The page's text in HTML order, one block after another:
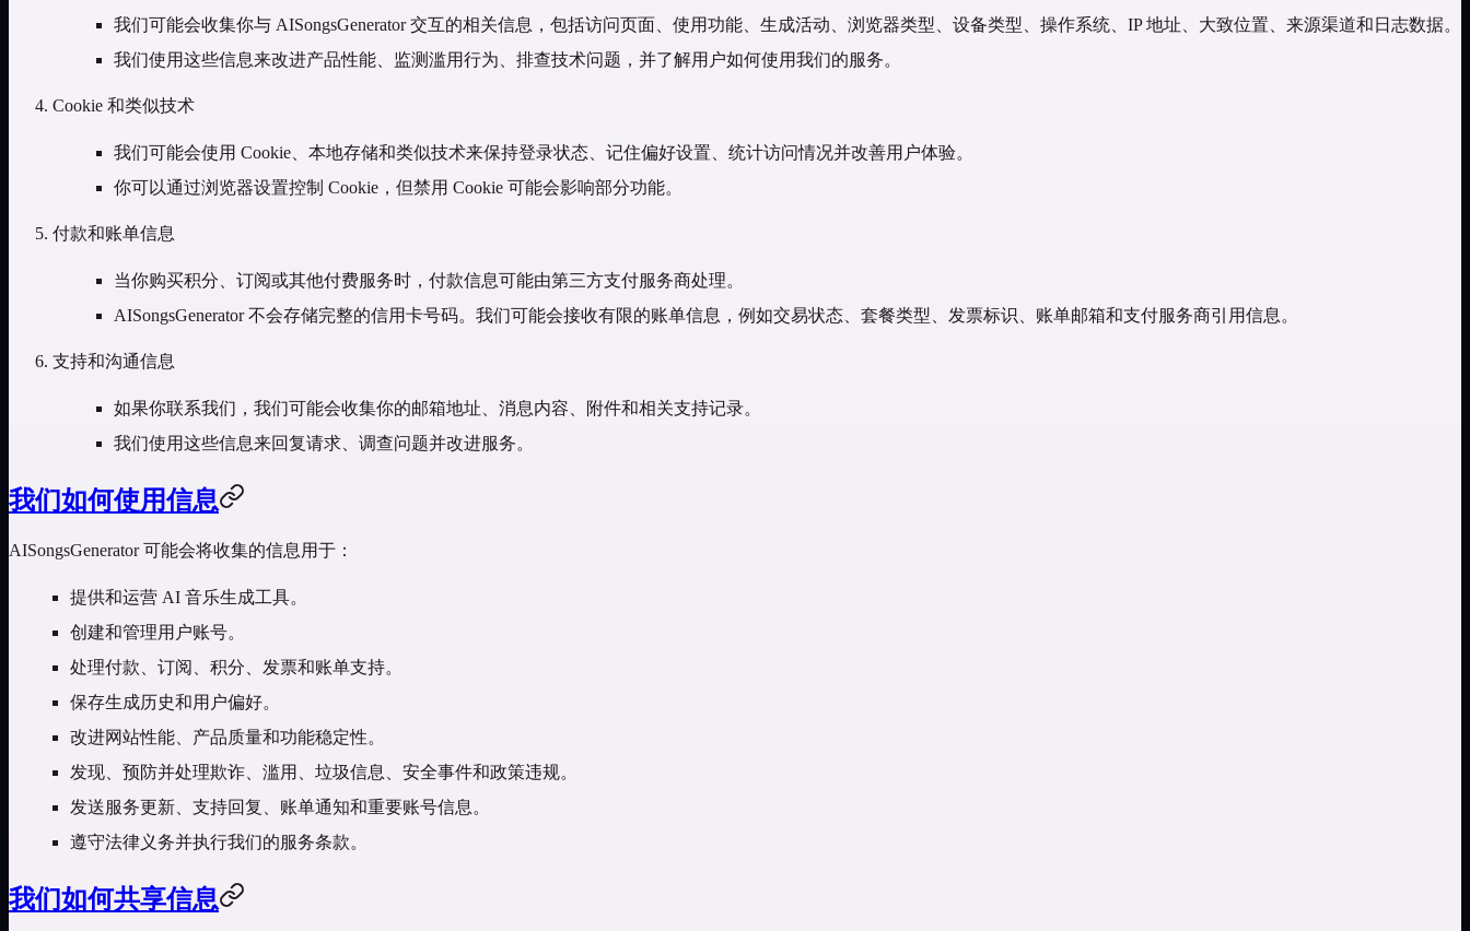
我们可能会收集你与 AISongsGenerator 交互的相关信息，包括访问页面、使用功能、生成活动、浏览器类型、设备类型、操作系统、IP 地址、大致位置、来源渠道和日志数据。
我们使用这些信息来改进产品性能、监测滥用行为、排查技术问题，并了解用户如何使用我们的服务。
Cookie 和类似技术
我们可能会使用 Cookie、本地存储和类似技术来保持登录状态、记住偏好设置、统计访问情况并改善用户体验。
你可以通过浏览器设置控制 Cookie，但禁用 Cookie 可能会影响部分功能。
付款和账单信息
当你购买积分、订阅或其他付费服务时，付款信息可能由第三方支付服务商处理。
AISongsGenerator 不会存储完整的信用卡号码。我们可能会接收有限的账单信息，例如交易状态、套餐类型、发票标识、账单邮箱和支付服务商引用信息。
支持和沟通信息
如果你联系我们，我们可能会收集你的邮箱地址、消息内容、附件和相关支持记录。
我们使用这些信息来回复请求、调查问题并改进服务。
我们如何使用信息
AISongsGenerator 可能会将收集的信息用于：
提供和运营 AI 音乐生成工具。
创建和管理用户账号。
处理付款、订阅、积分、发票和账单支持。
保存生成历史和用户偏好。
改进网站性能、产品质量和功能稳定性。
发现、预防并处理欺诈、滥用、垃圾信息、安全事件和政策违规。
发送服务更新、支持回复、账单通知和重要账号信息。
遵守法律义务并执行我们的服务条款。
我们如何共享信息